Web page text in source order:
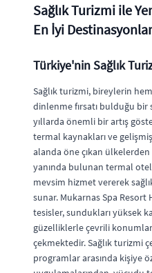
Sağlık Turizmi ile
En İyi
Türkiye'nin Sağlık
Sağlık turizmi, bireylerin
dinlenme fırsatı bulduğu
yıllarda önemli bir artış
termal kaynakları ve
alanda öne çıkan
yanında bulunan termal
mevsim hizmet vererek
sunar. Mukarnas Spa Resort
tesisler, sundukları yüksek
güzelliklerle çevrili
çekmektedir. Sağlık turizmi
programlar arasında kişiye